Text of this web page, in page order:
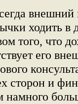
внешний
ходить в
того, что
его
сторон и
намного